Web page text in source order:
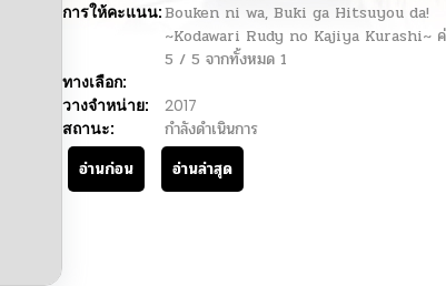
การให้คะแนน:Bouken ni wa, Buki ga Hitsuyou da!
~Kodawari Rudy no Kajiya Kurashi~
5 / 5 จากทั้งหมด 1
ทางเลือก:
วางจำหน่าย:
2017
สถานะ:
กำลังดำเนินการ
อ่านก่อน
อ่านล่าสุด